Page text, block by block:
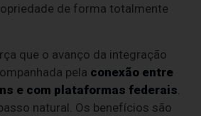
de forma totalmente
que o avanço da integração
pela conexão entre
e com plataformas federais
natural. Os benefícios são